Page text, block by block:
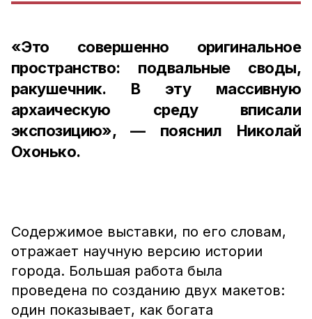
«Это совершенно оригинальное
пространство: подвальные своды,
ракушечник. В эту массивную
архаическую среду вписали
экспозицию», — пояснил Николай
Охонько.
Содержимое выставки, по его словам,
отражает научную версию истории
города. Большая работа была
проведена по созданию двух макетов:
один показывает, как богата